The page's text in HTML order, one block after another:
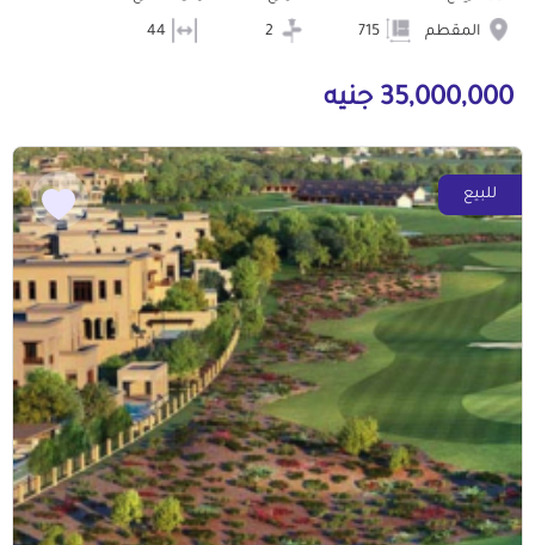
المقطم 715
35,000,000 جنيه
للبيع